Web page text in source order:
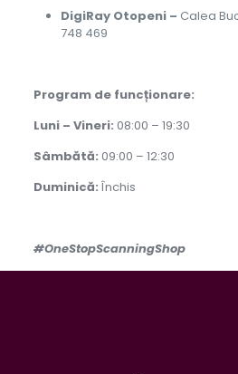
DigiRay Otopeni – Calea
748 469
Program de funcționare:
Luni – Vineri: 08:00 – 19:30
Sâmbătă: 09:00 – 12:30
Duminică: Închis
#OneStopScanningShop